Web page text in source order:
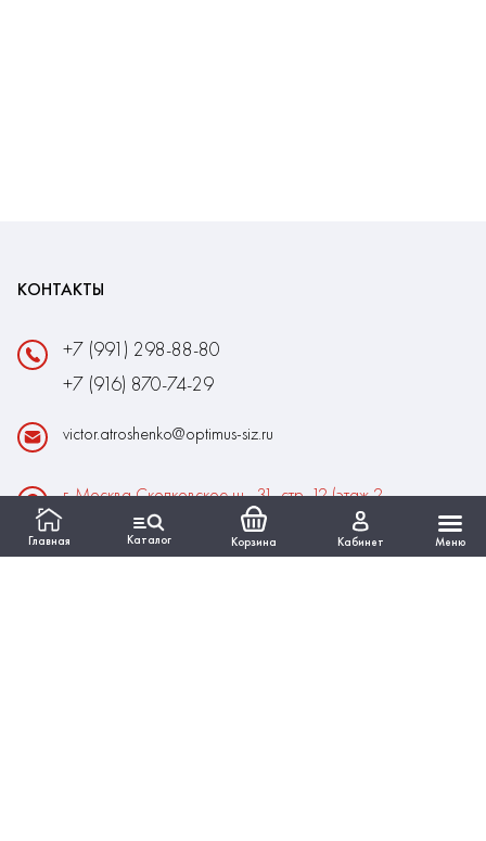
Главная Каталог Корзина Кабинет Меню
КОНТАКТЫ
+7 (991) 298-88-80
+7 (916) 870-74-29
victor.atroshenko@optimus-siz.ru
г. Москва Сколковское ш., 31, стр. 12 (этаж 2,
помещение 22)
Время работы: